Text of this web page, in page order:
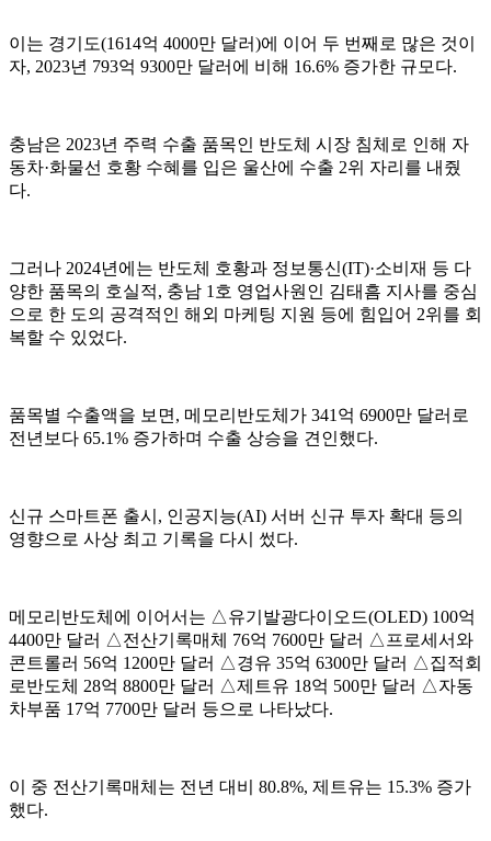
이는 경기도(1614억 4000만 달러)에 이어 두 번째로 많은 것이
자, 2023년 793억 9300만 달러에 비해 16.6% 증가한 규모다.
충남은 2023년 주력 수출 품목인 반도체 시장 침체로 인해 자
동차·화물선 호황 수혜를 입은 울산에 수출 2위 자리를 내줬
다.
그러나 2024년에는 반도체 호황과 정보통신(IT)·소비재 등 다
양한 품목의 호실적, 충남 1호 영업사원인 김태흠 지사를 중심
으로 한 도의 공격적인 해외 마케팅 지원 등에 힘입어 2위를 회
복할 수 있었다.
품목별 수출액을 보면, 메모리반도체가 341억 6900만 달러로
전년보다 65.1% 증가하며 수출 상승을 견인했다.
신규 스마트폰 출시, 인공지능(AI) 서버 신규 투자 확대 등의
영향으로 사상 최고 기록을 다시 썼다.
메모리반도체에 이어서는 △유기발광다이오드(OLED) 100억
4400만 달러 △전산기록매체 76억 7600만 달러 △프로세서와
콘트롤러 56억 1200만 달러 △경유 35억 6300만 달러 △집적회
로반도체 28억 8800만 달러 △제트유 18억 500만 달러 △자동
차부품 17억 7700만 달러 등으로 나타났다.
이 중 전산기록매체는 전년 대비 80.8%, 제트유는 15.3% 증가
했다.